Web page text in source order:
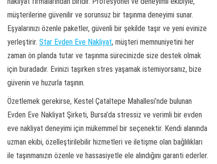
müşterilerine güvenilir ve sorunsuz bir taşınma deneyimi sunar.
Eşyalarınızı özenle paketler, güvenli bir şekilde taşır ve yeni evinize
yerleştirir. Star Evden Eve Nakliyat, müşteri memnuniyetini her
zaman ön planda tutar ve taşınma sürecinizde size destek olmak
için buradadır. Evinizi taşırken stres yaşamak istemiyorsanız, bize
güvenin ve huzurla taşının.
Özetlemek gerekirse, Kestel Çataltepe Mahallesi’nde bulunan
Evden Eve Nakliyat Şirketi, Bursa’da stressiz ve verimli bir evden
eve nakliyat deneyimi için mükemmel bir seçenektir. Kendi alanında
uzman ekibi, özelleştirilebilir hizmetleri ve iletişme olan bağlılıkları
ile taşınmanızın özenle ve hassasiyetle ele alındığını garanti ederler.